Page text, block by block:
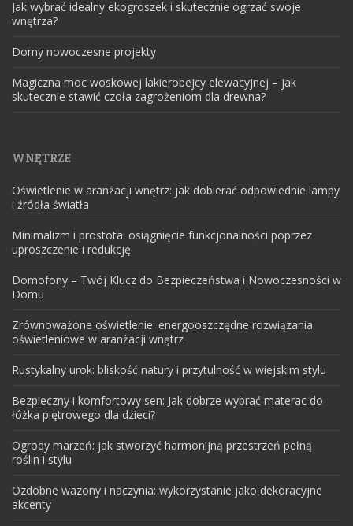
Jak wybrać idealny ekogroszek i skutecznie ogrzać swoje
wnętrza?
Domy nowoczesne projekty
Magiczna moc woskowej lakierobejcy elewacyjnej – jak
skutecznie stawić czoła zagrożeniom dla drewna?
WNĘTRZE
Oświetlenie w aranżacji wnętrz: jak dobierać odpowiednie lampy
i źródła światła
Minimalizm i prostota: osiągnięcie funkcjonalności poprzez
uproszczenie i redukcję
Domofony – Twój Klucz do Bezpieczeństwa i Nowoczesności w
Domu
Zrównoważone oświetlenie: energooszczędne rozwiązania
oświetleniowe w aranżacji wnętrz
Rustykalny urok: bliskość natury i przytulność w wiejskim stylu
Bezpieczny i komfortowy sen: Jak dobrze wybrać materac do
łóżka piętrowego dla dzieci?
Ogrody marzeń: jak stworzyć harmonijną przestrzeń pełną
roślin i stylu
Ozdobne wazony i naczynia: wykorzystanie jako dekoracyjne
akcenty